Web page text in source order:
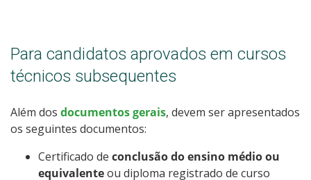
Para candidatos aprovados em cursos
técnicos subsequentes
Além dos documentos gerais, devem ser apresentados
os seguintes documentos:
Certificado de conclusão do ensino médio ou
equivalenteou diploma registrado de curso